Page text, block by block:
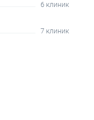
6 клиник
7 клиник